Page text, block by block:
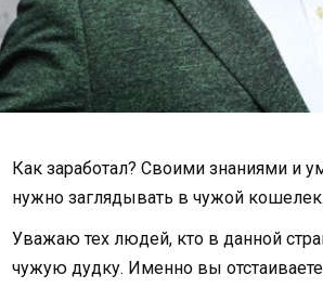
Как заработал? Своими знаниями и
нужно заглядывать в чужой кошелек.
Уважаю тех людей, кто в данной
чужую дудку. Именно вы